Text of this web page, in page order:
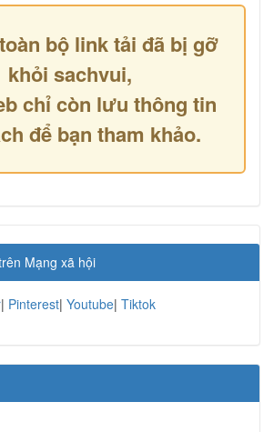
bộ link tải đã bị gỡ
khỏi sachvui,
chỉ còn lưu thông tin
để bạn tham khảo.
Mạng xã hội
| Pinterest| Youtube| Tiktok